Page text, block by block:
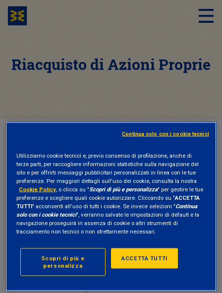
Riacquisto di Azioni Proprie
VOTO IN ASSEMBLEA 14 Aprile 2016
Piaggio | 2016
STEWARDSHIP INDICATORI ESG
POLITICA DI REMUNERAZIONE
RIACQUISTO DI AZIONI PROPRIE
SOCIETÀ ITALIANE
Utilizziamo cookie tecnici e, previo consenso di profilazione, anche di
terze parti, per raccogliere informazioni statistiche sulla navigazione del
sito e per offrirti messaggi pubblicitari personalizzati in linea con le tue
preferenze. Per maggiori dettagli sull'uso dei cookie, consulta la nostra
Cookie Policy , o clicca su "Scopri di più e personalizza" per gestire le tue
preferenze e scegliere quali cookie autorizzare. Cliccando su "ACCETTA
TUTTI" acconsenti all'uso di tutti i cookie. Se invece selezioni "Continua
solo con i cookie tecnici", verranno salvate le impostazioni di default e la
navigazione proseguirà in assenza di cookie o altri strumenti di
tracciamento non tecnici o non strettamente necessari.
ACCETTA TUTTI
Scopri di più e
personalizza
Continua solo con i cookie tecnici